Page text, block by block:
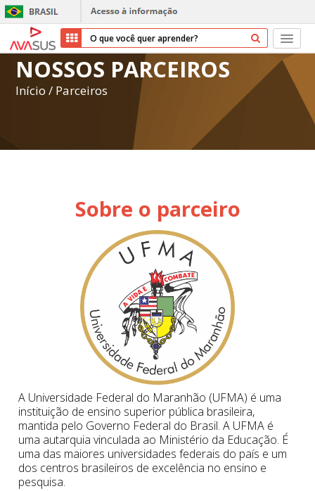
Início
Parceiros
Transparência
Repositório
Ajuda
Entrar
Cadastrar
pt_br
NOSSOS PARCEIROS
Início / Parceiros
Sobre o parceiro
A Universidade Federal do Maranhão (UFMA) é uma
instituição de ensino superior pública brasileira,
mantida pelo Governo Federal do Brasil. A UFMA é
uma autarquia vinculada ao Ministério da Educação. É
uma das maiores universidades federais do país e um
dos centros brasileiros de excelência no ensino e
pesquisa.